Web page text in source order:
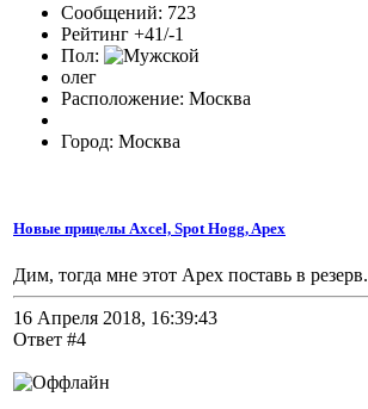
Сообщений: 723
Рейтинг +41/-1
Пол:
олег
Расположение: Москва
Город: Москва
Новые прицелы Axcel, Spot Hogg, Apex
Дим, тогда мне этот Apex поставь в резерв.
16 Апреля 2018, 16:39:43
Ответ #4